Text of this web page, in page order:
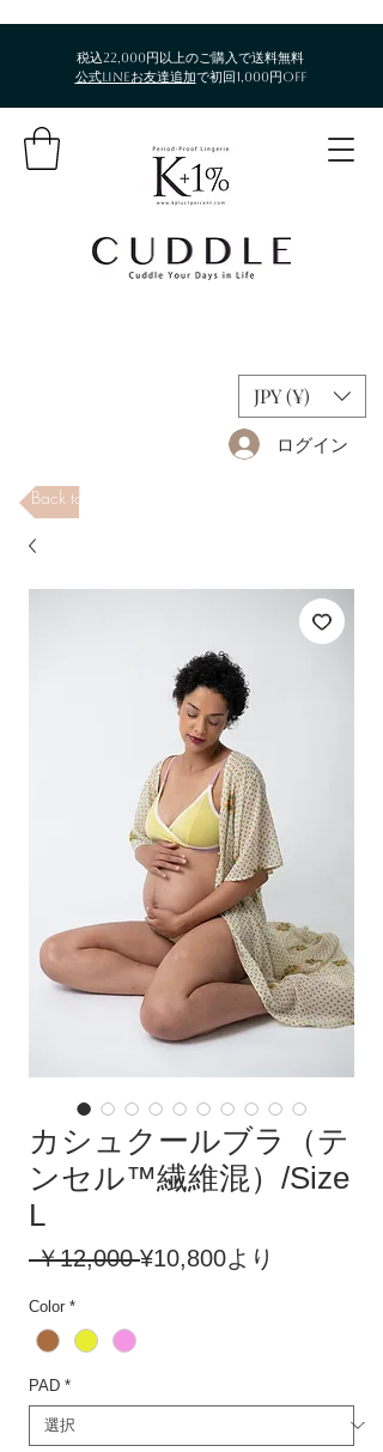
税込22,000円以上のご購入で送料無料​
公式LINEお友達追加で初回1,000円OFF
JPY (¥)
ログイン
Back to Store
カシュクールブラ（テ
ンセル™繊維混）/Size
L
￥12,000 通
¥10,800より
Color *
PAD *